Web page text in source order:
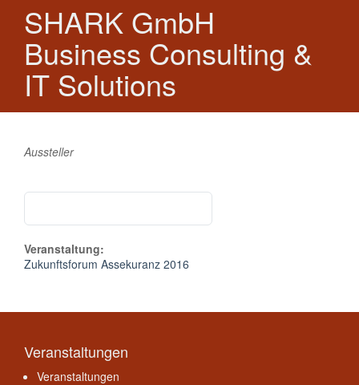
SHARK GmbH
Business Consulting &
IT Solutions
Aussteller
Veranstaltung:
Zukunftsforum Assekuranz 2016
Veranstaltungen
Veranstaltungen